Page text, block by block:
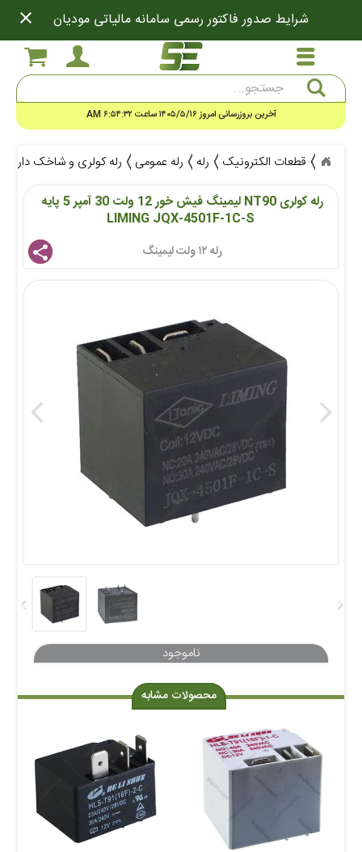
شرایط صدور فاکتور رسمی سامانه مالیاتی مودیان close
آخرین بروزرسانی امروز ۱۴۰۵/۵/۱۶ ساعت ۶:۵۴:۳۲ AM
قطعات الکترونیک رله رله عمومی رله کولری و شاخک دار
LIMING JQX-4501F-1C-S
رله ۱۲ ولت لیمینگ share
محصولات مشابه